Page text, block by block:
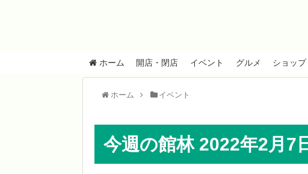
ホーム 開店・閉店 イベント グルメ ショップ
ホーム イベント
今週の館林 2022年2月7